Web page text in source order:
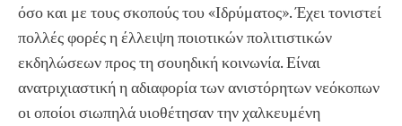
όσο και με τους σκοπούς του «Ιδρύματος». Έχει τονιστεί
πολλές φορές η έλλειψη ποιοτικών πολιτιστικών
εκδηλώσεων προς τη σουηδική κοινωνία. Είναι
ανατριχιαστική η αδιαφορία των ανιστόρητων νεόκοπων
οι οποίοι σιωπηλά υιοθέτησαν την χαλκευμένη